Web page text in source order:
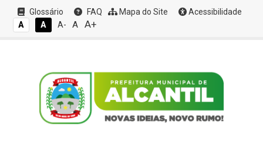
Glossário FAQ Mapa do Site
Acessibilidade
A
A A- A A+